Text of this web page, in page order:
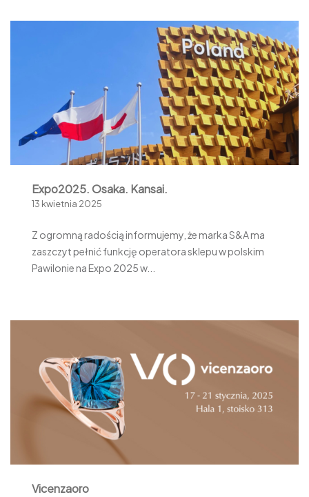
Expo2025. Osaka. Kansai.
13 kwietnia 2025
Z ogromną radością informujemy, że marka S&A ma
zaszczyt pełnić funkcję operatora sklepu w polskim
Pawilonie na Expo 2025 w...
Vicenzaoro